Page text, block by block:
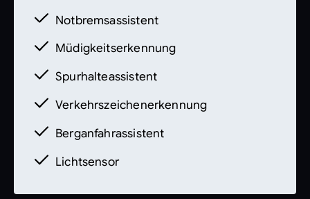
Notbremsassistent
Müdigkeitserkennung
Spurhalteassistent
Verkehrszeichenerkennung
Berganfahrassistent
Lichtsensor